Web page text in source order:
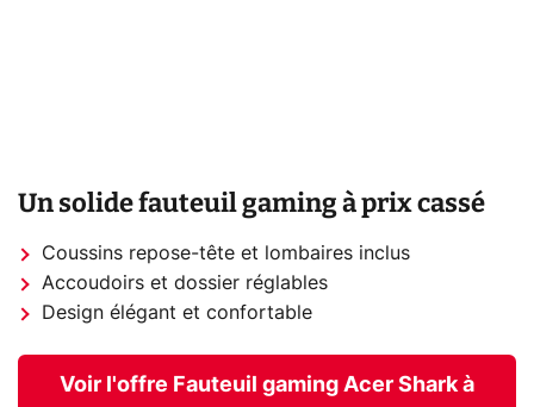
Un solide fauteuil gaming à prix cassé
Coussins repose-tête et lombaires inclus
Accoudoirs et dossier réglables
Design élégant et confortable
Voir l'offre Fauteuil gaming Acer Shark à